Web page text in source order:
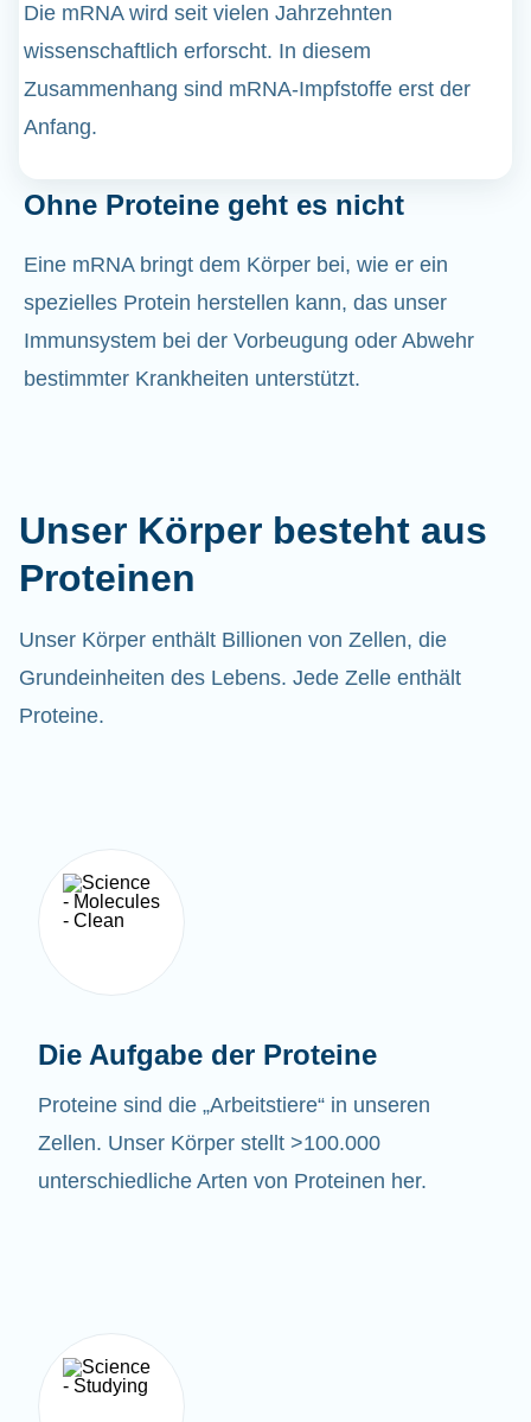
Die mRNA wird seit vielen Jahrzehnten
wissenschaftlich erforscht. In diesem
Zusammenhang sind mRNA-Impfstoffe erst der
Anfang.
Ohne Proteine geht es nicht
Eine mRNA bringt dem Körper bei, wie er ein
spezielles Protein herstellen kann, das unser
Immunsystem bei der Vorbeugung oder Abwehr
bestimmter Krankheiten unterstützt.
Unser Körper besteht aus
Proteinen
Unser Körper enthält Billionen von Zellen, die
Grundeinheiten des Lebens. Jede Zelle enthält
Proteine.
Die Aufgabe der Proteine
Proteine sind die „Arbeitstiere“ in unseren
Zellen. Unser Körper stellt >100.000
unterschiedliche Arten von Proteinen her.